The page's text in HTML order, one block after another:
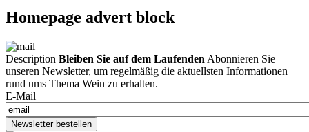
Homepage advert block
Description Bleiben Sie auf dem Laufenden Abonnieren Sie
unseren Newsletter, um regelmäßig die aktuellsten Informationen
rund ums Thema Wein zu erhalten.
E-Mail
Newsletter bestellen